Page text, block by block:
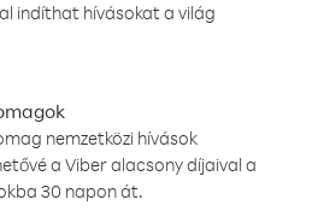
indíthat hívásokat a világ
nemzetközi hívások
a Viber alacsony díjaival a
30 napon át.